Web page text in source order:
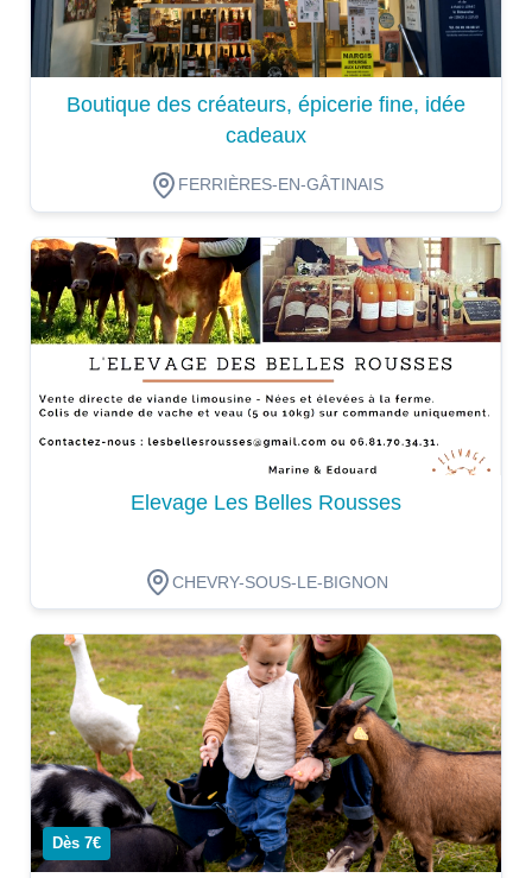
Boutique des créateurs, épicerie fine, idée
cadeaux
FERRIÈRES-EN-GÂTINAIS
Dégustation
Elevage Les Belles Rousses
CHEVRY-SOUS-LE-BIGNON
Dégustation
Dès 7€